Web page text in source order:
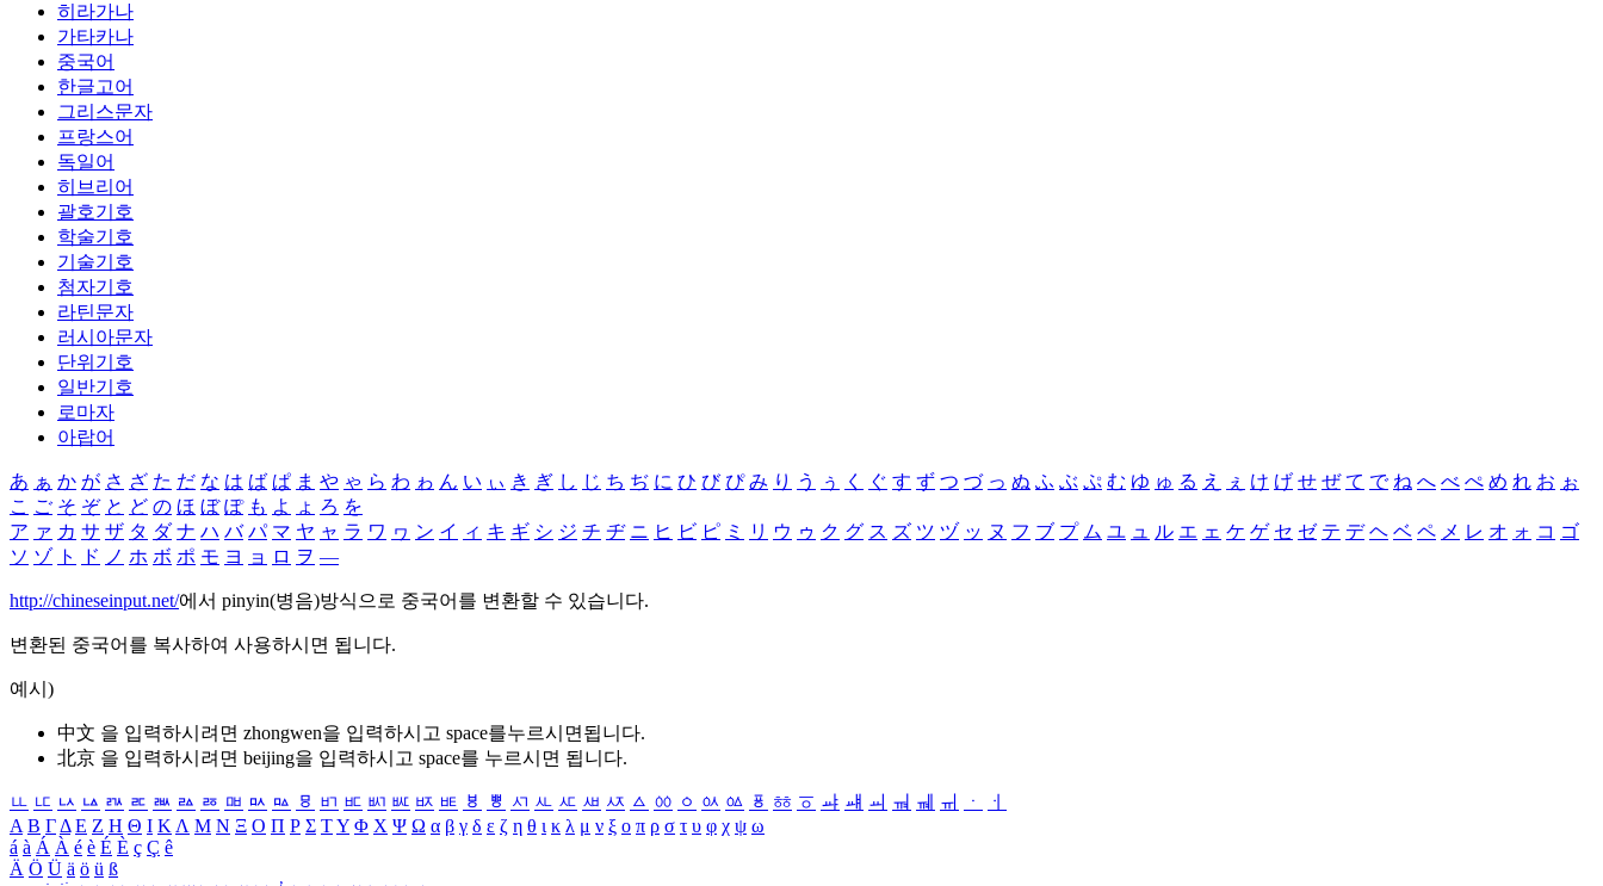
히라가나
가타카나
중국어
한글고어
그리스문자
프랑스어
독일어
히브리어
괄호기호
학술기호
기술기호
첨자기호
라틴문자
러시아문자
단위기호
일반기호
로마자
아랍어
あ ぁ か が さ ざ た だ な は ば ぱ ま や ゃ ら わ ゎ ん い ぃ き ぎ し じ ち ぢ に ひ び ぴ み り う ぅ く ぐ す ず つ づ っ ぬ ふ ぶ ぷ む ゆ ゅ る え ぇ け げ せ ぜ て で ね へ べ ぺ め れ お ぉ
こ ご そ ぞ と ど の ほ ぼ ぽ も よ ょ ろ を
ア ァ カ サ ザ タ ダ ナ ハ バ パ マ ヤ ャ ラ ワ ヮ ン イ ィ キ ギ シ ジ チ ヂ ニ ヒ ビ ピ ミ リ ウ ゥ ク グ ス ズ ツ ヅ ッ ヌ フ ブ プ ム ユ ュ ル エ ェ ケ ゲ セ ゼ テ デ ヘ ベ ペ メ レ オ ォ コ ゴ
ソ ゾ ト ド ノ ホ ボ ポ モ ヨ ョ ロ ヲ ―
http://chineseinput.net/에서 pinyin(병음)방식으로 중국어를 변환할 수 있습니다.
변환된 중국어를 복사하여 사용하시면 됩니다.
예시)
中文 을 입력하시려면 zhongwen을 입력하시고 space를누르시면됩니다.
北京 을 입력하시려면 beijing을 입력하시고 space를 누르시면 됩니다.
ㅥ ㅦ ㅧ ㅨ ㅩ ㅪ ㅫ ㅬ ㅭ ㅮ ㅯ ㅰ ㅱ ㅲ ㅳ ㅴ ㅵ ㅶ ㅷ ㅸ ㅹ ㅺ ㅻ ㅼ ㅽ ㅾ ㅿ ㆀ ㆁ ㆂ ㆃ ㆄ ㆅ ㆆ ㆇ ㆈ ㆉ ㆊ ㆋ ㆌ ㆍ
ㆎ
Α Β ΓΔ Ε Ζ Η Θ Ι ΚΛ Μ Ν Ξ Ο Π Ρ Σ ΤΥ Φ Χ Ψ Ω α β γ δ ε ζ η θ ι κ λ μ ν ξ ο π ρ σ τ υ φ χ ψ ω
á à Á À é è É È ç Ç ê
Ä Ö Ü ä ö ü ß